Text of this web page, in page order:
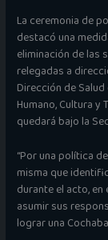
La ceremonia de
destacó una
eliminación de las
relegadas a
Dirección de
Humano, Cultura y
quedará bajo la
“Por una política
misma que
durante el acto,
asumir sus
lograr una